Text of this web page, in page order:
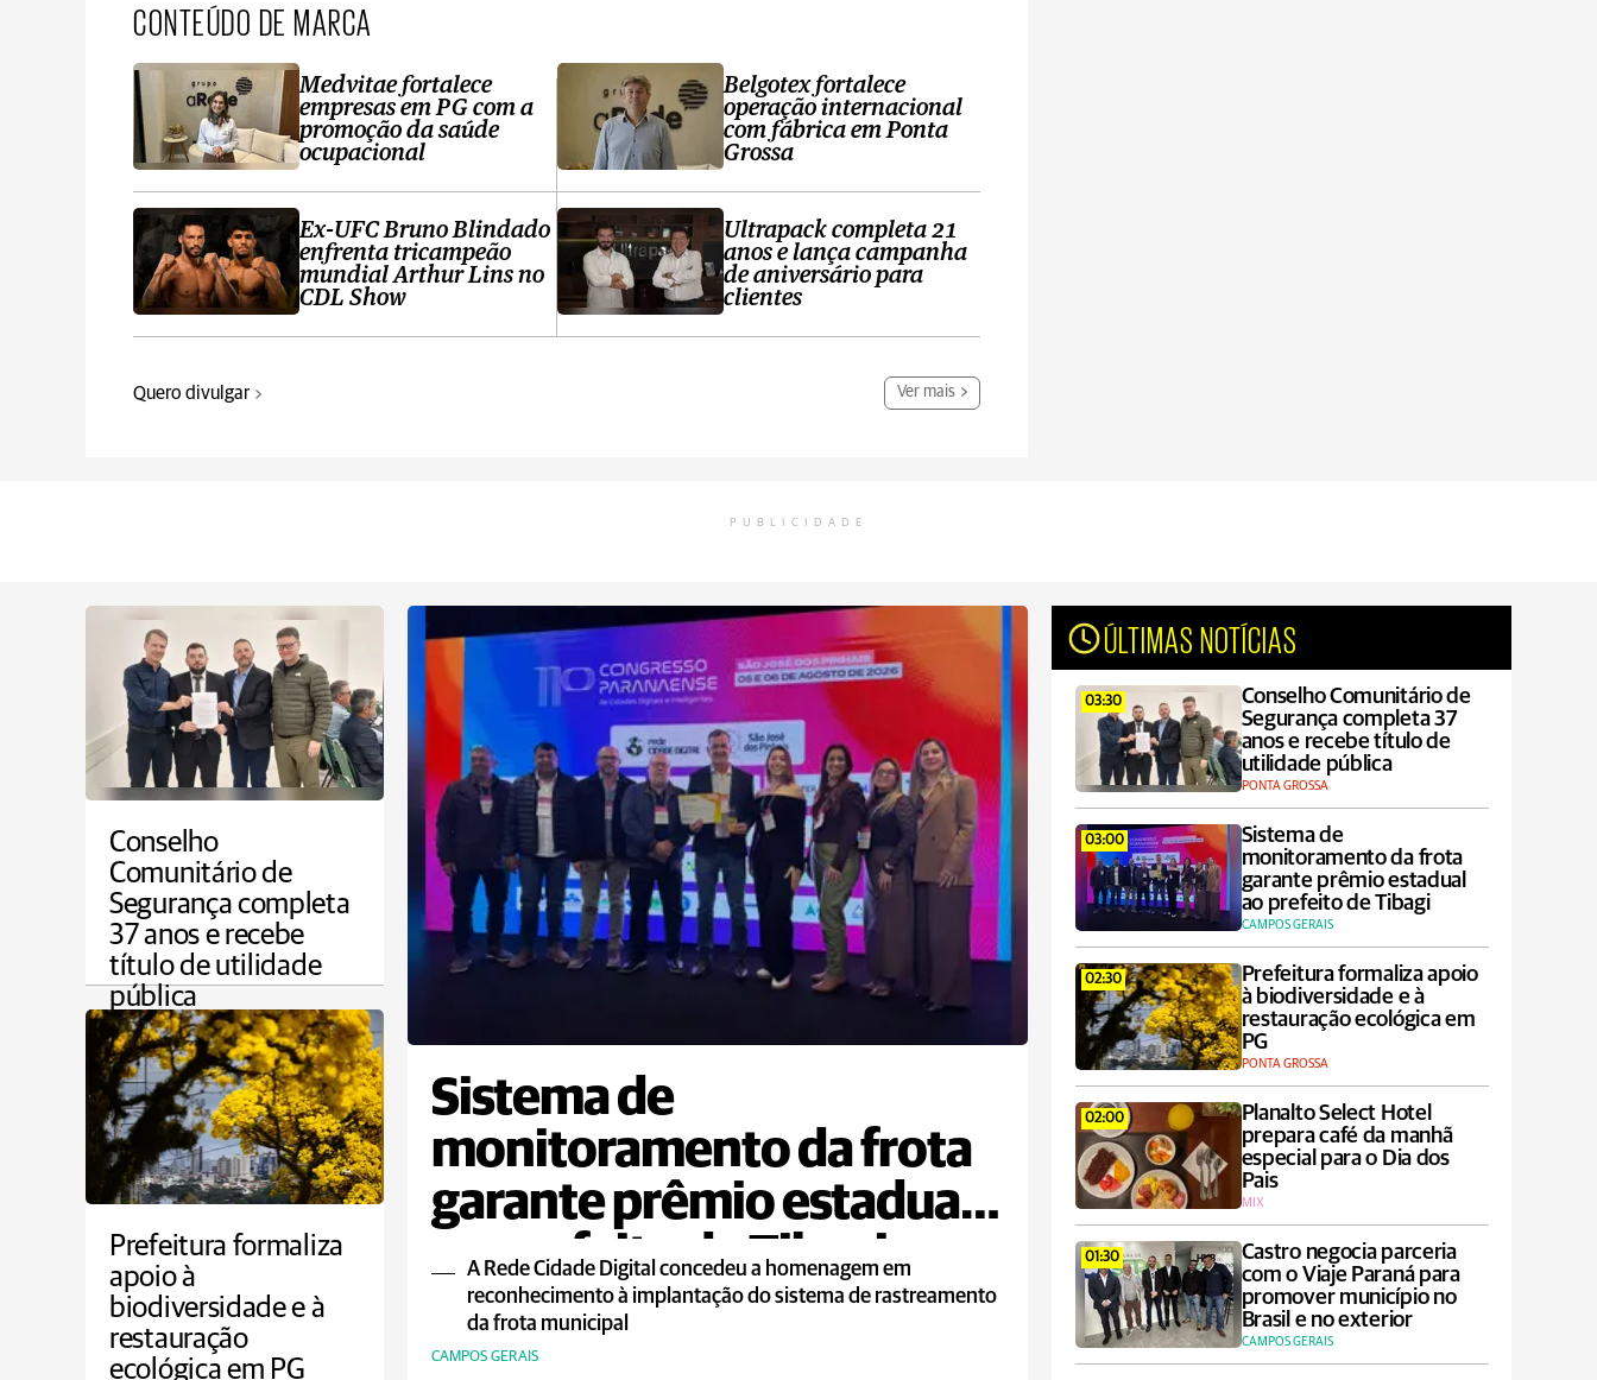
CONTEÚDO DE MARCA
Medvitae fortalece
empresas em PG com a
promoção da saúde
ocupacional
Ex-UFC Bruno Blindado
enfrenta tricampeão
mundial Arthur Lins no
CDL Show
Belgotex fortalece
operação internacional
com fábrica em Ponta
Grossa
Ultrapack completa 21
anos e lança campanha
de aniversário para
clientes
Quero divulgar Ver mais
PUBLICIDADE
Conselho
Comunitário de
Segurança completa
37 anos e recebe
título de utilidade
pública
PONTA GROSSA
Sistema de
monitoramento da frota
garante prêmio estadual
ao prefeito de Tibagi
A Rede Cidade Digital concedeu a homenagem em
reconhecimento à implantação do sistema de rastreamento
da frota municipal
CAMPOS GERAIS
ÚLTIMAS NOTÍCIAS
03:30
Conselho Comunitário de
Segurança completa 37
anos e recebe título de
utilidade pública
PONTA GROSSA
03:00
Sistema de
monitoramento da frota
garante prêmio estadual
ao prefeito de Tibagi
CAMPOS GERAIS
02:30
Prefeitura formaliza apoio
à biodiversidade e à
restauração ecológica em
PG
PONTA GROSSA
02:00
Planalto Select Hotel
prepara café da manhã
especial para o Dia dos
Pais
MIX
01:30
Castro negocia parceria
com o Viaje Paraná para
promover município no
Brasil e no exterior
CAMPOS GERAIS
Prefeitura formaliza
apoio à
biodiversidade e à
restauração
ecológica em PG